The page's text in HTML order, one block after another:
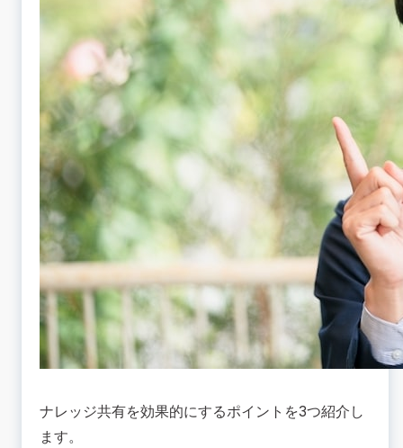
ナレッジ共有を効果的にするポイントを3つ紹介し
ます。